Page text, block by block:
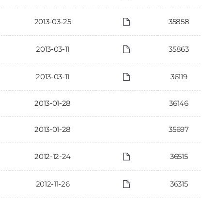
2013-03-25 35858
2013-03-11 35863
2013-03-11 36119
2013-01-28 36146
2013-01-28 35697
2012-12-24 36515
2012-11-26 36315